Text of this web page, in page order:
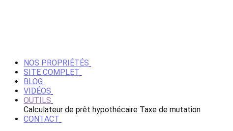
NOS PROPRIÉTÉS
SITE COMPLET
BLOG
VIDÉOS
OUTILS
Calculateur de prêt hypothécaire Taxe de mutation
CONTACT